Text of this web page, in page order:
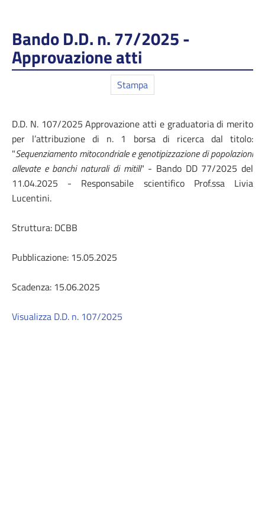
Bando D.D. n. 77/2025 -
Approvazione atti
Stampa
D.D. N. 107/2025 Approvazione atti e graduatoria di merito
per l’attribuzione di n. 1 borsa di ricerca dal titolo:
"Sequenziamento mitocondriale e genotipizzazione di popolazioni
allevate e banchi naturali di mitili" - Bando DD 77/2025 del
11.04.2025 - Responsabile scientifico Prof.ssa Livia
Lucentini.
Struttura: DCBB
Pubblicazione: 15.05.2025
Scadenza: 15.06.2025
Visualizza D.D. n. 107/2025